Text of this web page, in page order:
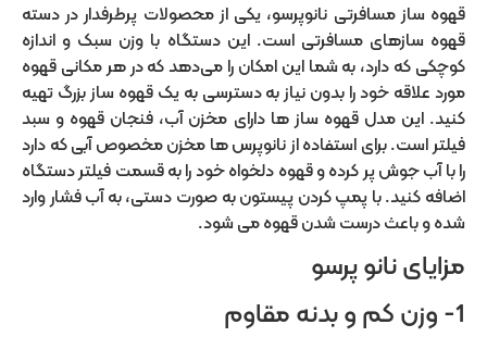
قهوه ساز مسافرتی نانوپرسو، یکی از محصولات پرطرفدار در دسته
قهوه سازهای مسافرتی است. این دستگاه با وزن سبک و اندازه
کوچکی که دارد، به شما این امکان را می‌دهد که در هر مکانی قهوه
مورد علاقه خود را بدون نیاز به دسترسی به یک قهوه ساز بزرگ تهیه
کنید.این مدل قهوه ساز ها دارای مخزن آب، فنجان قهوه و سبد
فیلتر است. برای استفاده از نانوپرس ها مخزن مخصوص آبی که دارد
را با آب جوش پر کرده و قهوه دلخواه خود را به قسمت فیلتر دستگاه
اضافه کنید. با پمپ کردن پیستون به صورت دستی، به آب فشار وارد
شده و باعث درست شدن قهوه می شود.
مزایای نانو پرسو
1- وزن کم و بدنه مقاوم